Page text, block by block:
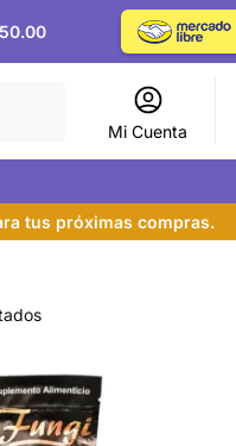
Mi Cuenta
tus próximas compras.